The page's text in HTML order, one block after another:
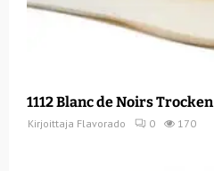
1112 Blanc de Noirs Trocken
Kirjoittaja Flavorado 0 170